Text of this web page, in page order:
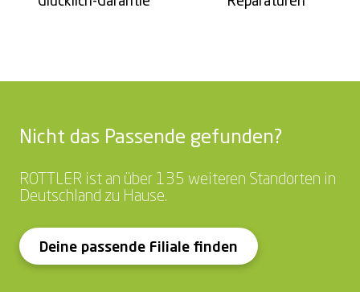
Nicht das Passende gefunden?
ROTTLER ist an über 135 weiteren Standorten in
Deutschland zu Hause.
Deine passende Filiale finden